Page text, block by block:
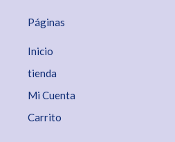
Páginas
Inicio
tienda
Mi Cuenta
Carrito